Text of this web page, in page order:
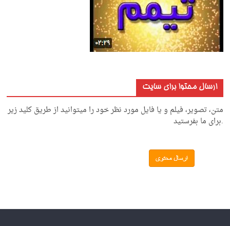
ارسال محتوا برای سایت
متن، تصویر، فیلم و یا فایل مورد نظر خود را میتوانید از طریق کلید زیر
.برای ما بفرستید